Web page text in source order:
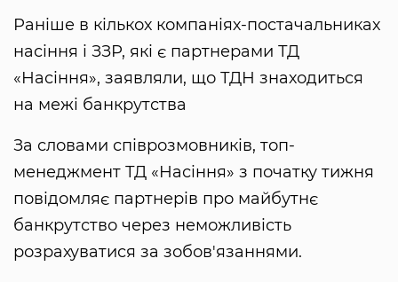
Раніше в кількох компаніях-постачальниках
насіння і ЗЗР, які є партнерами ТД
«Насіння», заявляли, що ТДН знаходиться
на межі банкрутства
За словами співрозмовників, топ-
менеджмент ТД «Насіння» з початку тижня
повідомляє партнерів про майбутнє
банкрутство через неможливість
розрахуватися за зобов'язаннями.